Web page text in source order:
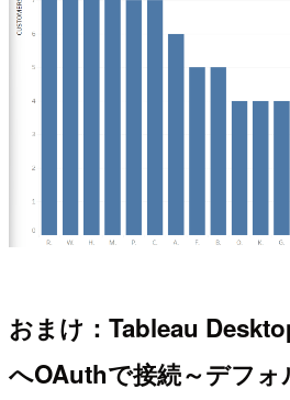
おまけ：Tableau
へOAuthで接続～デフォ